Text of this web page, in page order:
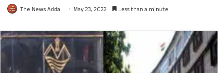
The News Adda May 23, 2022 Less than a minute